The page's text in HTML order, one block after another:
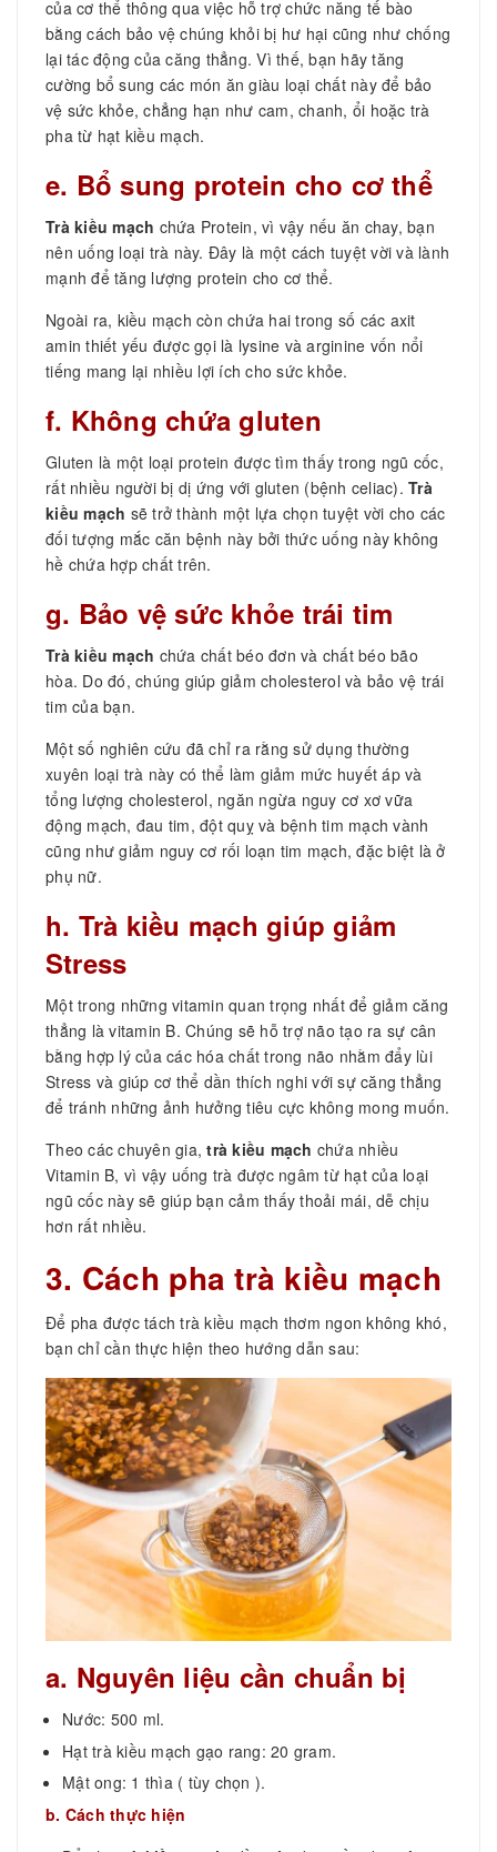
của cơ thể thông qua việc hỗ trợ chức năng tế bào
bằng cách bảo vệ chúng khỏi bị hư hại cũng như chống
lại tác động của căng thẳng. Vì thế, bạn hãy tăng
cường bổ sung các món ăn giàu loại chất này để bảo
vệ sức khỏe, chẳng hạn như cam, chanh, ổi hoặc trà
pha từ hạt kiều mạch.
e. Bổ sung protein cho cơ thể
Trà kiều mạch chứa Protein, vì vậy nếu ăn chay, bạn
nên uống loại trà này. Đây là một cách tuyệt vời và lành
mạnh để tăng lượng protein cho cơ thể.
Ngoài ra, kiều mạch còn chứa hai trong số các axit
amin thiết yếu được gọi là lysine và arginine vốn nổi
tiếng mang lại nhiều lợi ích cho sức khỏe.
f. Không chứa gluten
Gluten là một loại protein được tìm thấy trong ngũ cốc,
rất nhiều người bị dị ứng với gluten (bệnh celiac). Trà
kiều mạch sẽ trở thành một lựa chọn tuyệt vời cho các
đối tượng mắc căn bệnh này bởi thức uống này không
hề chứa hợp chất trên.
g. Bảo vệ sức khỏe trái tim
Trà kiều mạch chứa chất béo đơn và chất béo bão
hòa. Do đó, chúng giúp giảm cholesterol và bảo vệ trái
tim của bạn.
Một số nghiên cứu đã chỉ ra rằng sử dụng thường
xuyên loại trà này có thể làm giảm mức huyết áp và
tổng lượng cholesterol, ngăn ngừa nguy cơ xơ vữa
động mạch, đau tim, đột quỵ và bệnh tim mạch vành
cũng như giảm nguy cơ rối loạn tim mạch, đặc biệt là ở
phụ nữ.
h. Trà kiều mạch giúp giảm
Stress
Một trong những vitamin quan trọng nhất để giảm căng
thẳng là vitamin B. Chúng sẽ hỗ trợ não tạo ra sự cân
bằng hợp lý của các hóa chất trong não nhằm đẩy lùi
Stress và giúp cơ thể dần thích nghi với sự căng thẳng
để tránh những ảnh hưởng tiêu cực không mong muốn.
Theo các chuyên gia,trà kiều mạch chứa nhiều
Vitamin B, vì vậy uống trà được ngâm từ hạt của loại
ngũ cốc này sẽ giúp bạn cảm thấy thoải mái, dễ chịu
hơn rất nhiều.
3. Cách pha trà kiều mạch
Để pha được tách trà kiều mạch thơm ngon không khó,
bạn chỉ cần thực hiện theo hướng dẫn sau:
a. Nguyên liệu cần chuẩn bị
Nước: 500 ml.
Hạt trà kiều mạch gạo rang: 20 gram.
Mật ong: 1 thìa ( tùy chọn ).
b. Cách thực hiện